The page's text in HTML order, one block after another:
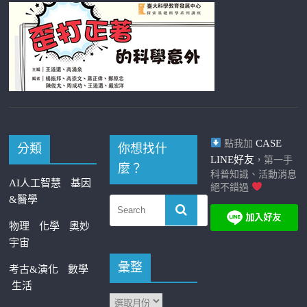
分類
AI人工智慧
基因
&醫學
物理 化學
奧妙
宇宙
考古&演化
數學
生活
你想找什
麼？
彙整
點我加 CASE
LINE好友 ，第一手
科普知識、活動消息
絕不錯過